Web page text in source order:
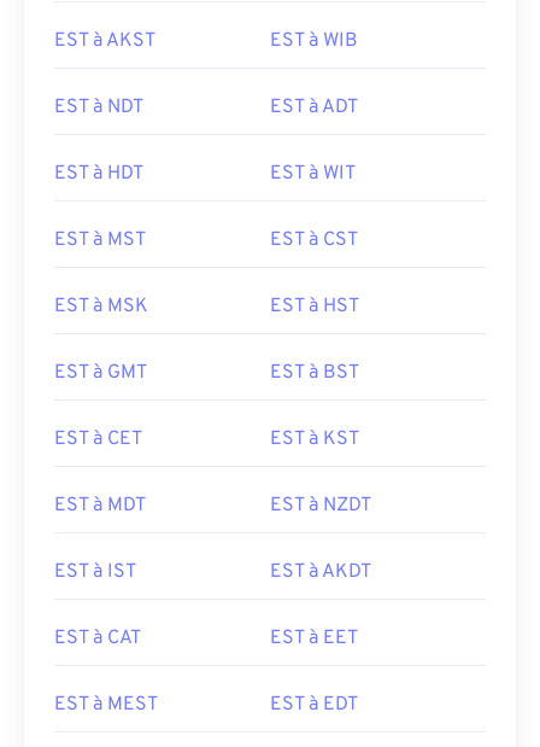
EST à AKST EST à WIB
EST à NDT EST à ADT
EST à HDT EST à WIT
EST à MST EST à CST
EST à MSK EST à HST
EST à GMT EST à BST
EST à CET EST à KST
EST à MDT EST à NZDT
EST à IST EST à AKDT
EST à CAT EST à EET
EST à MEST EST à EDT